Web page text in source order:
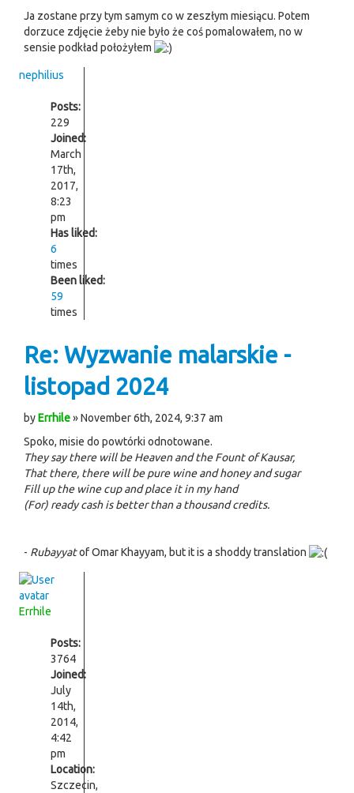
Ja zostane przy tym samym co w zeszłym miesiącu. Potem
dorzuce zdjęcie żeby nie było że coś pomalowałem, no w
sensie podkład położyłem
nephilius
Posts:
229
Joined:
March
17th,
2017,
8:23
pm
Has liked:
6
times
Been liked:
59
times
Re: Wyzwanie malarskie -
listopad 2024
byErrhile» November 6th, 2024, 9:37 am
Spoko, misie do powtórki odnotowane.
They say there will be Heaven and the Fount of Kausar,
That there, there will be pure wine and honey and sugar
Fill up the wine cup and place it in my hand
(For) ready cash is better than a thousand credits.
- Rubayyatof Omar Khayyam, but it is a shoddy translation
Errhile
Posts:
3764
Joined:
July
14th,
2014,
4:42
pm
Location:
Szczecin,